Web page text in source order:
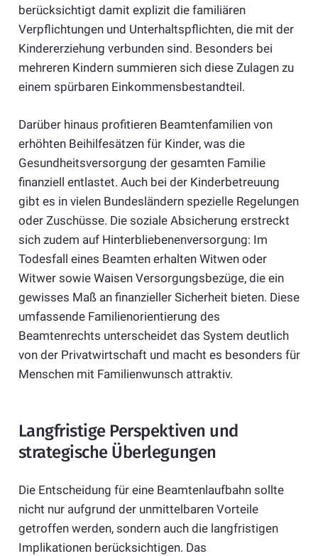
berücksichtigt damit explizit die familiären
Verpflichtungen und Unterhaltspflichten, die mit der
Kindererziehung verbunden sind. Besonders bei
mehreren Kindern summieren sich diese Zulagen zu
einem spürbaren Einkommensbestandteil.
Darüber hinaus profitieren Beamtenfamilien von
erhöhten Beihilfesätzen für Kinder, was die
Gesundheitsversorgung der gesamten Familie
finanziell entlastet. Auch bei der Kinderbetreuung
gibt es in vielen Bundesländern spezielle Regelungen
oder Zuschüsse. Die soziale Absicherung erstreckt
sich zudem auf Hinterbliebenenversorgung: Im
Todesfall eines Beamten erhalten Witwen oder
Witwer sowie Waisen Versorgungsbezüge, die ein
gewisses Maß an finanzieller Sicherheit bieten. Diese
umfassende Familienorientierung des
Beamtenrechts unterscheidet das System deutlich
von der Privatwirtschaft und macht es besonders für
Menschen mit Familienwunsch attraktiv.
Langfristige Perspektiven und
strategische Überlegungen
Die Entscheidung für eine Beamtenlaufbahn sollte
nicht nur aufgrund der unmittelbaren Vorteile
getroffen werden, sondern auch die langfristigen
Implikationen berücksichtigen. Das